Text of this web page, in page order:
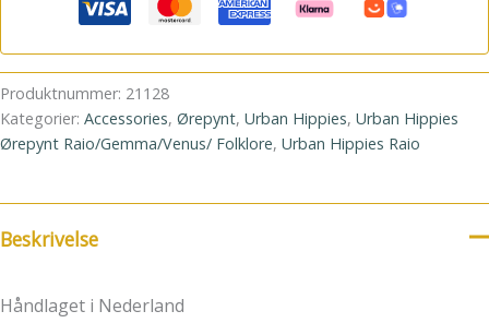
Produktnummer: 21128
Kategorier: Accessories, Ørepynt, Urban Hippies, Urban Hippies
Ørepynt Raio/Gemma/Venus/ Folklore, Urban Hippies Raio
Beskrivelse
Håndlaget i Nederland